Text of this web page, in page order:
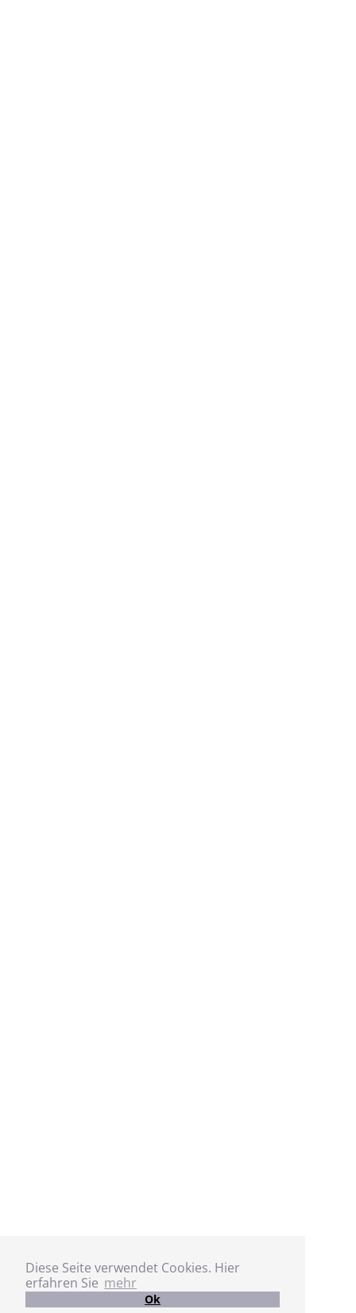
Diese Seite verwendet Cookies. Hier
erfahren Sie mehr
Ok